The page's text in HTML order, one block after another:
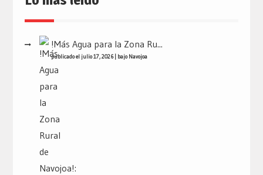
!Más Agua para la Zona Ru...
publicado el julio 17, 2026| bajoNavojoa